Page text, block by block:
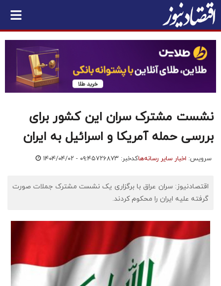
نشست مشترک سران این کشور برای
بررسی حمله آمریکا و اسرائیل به ایران
سرویس: اخبار سایر رسانه‌هاکدخبر: ۷۲۶۸۷۳ ۱۴۰۴/۰۴/۰۲ - ۰۹:۴۵
اقتصادنیوز: سران عراق با برگزاری یک نشست مشترک جملات صورت
گرفته علیه ایران را محکوم کردند.